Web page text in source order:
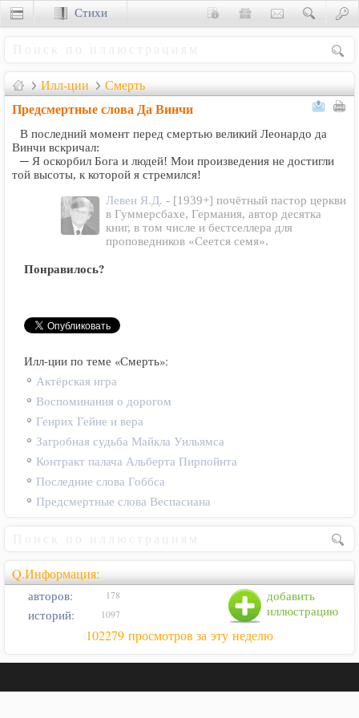
Илл-ции Смерть
Предсмертные слова Да Винчи
В последний момент перед смертью великий Леонардо да
Винчи вскричал:
─ Я оскорбил Бога и людей! Мои произведения не достигли
той высоты, к которой я стремился!
Левен Я.Д. - [1939+] почётный пастор церкви
в Гуммерсбахе, Германия, автор десятка
книг, в том числе и бестселлера для
проповедников «Сеется семя».
Понравилось?
Илл-ции по теме «Смерть»:
Актёрская игра
Воспоминания о дорогом
Генрих Гейне и вера
Загробная судьба Майкла Уильямса
Контракт палача Альберта Пирпойнта
Последние слова Гоббса
Предсмертные слова Веспасиана
Q.Информация:
добавить
иллюстрацию
авторов: 178
историй: 1097
102279 просмотров за эту неделю
Стихи